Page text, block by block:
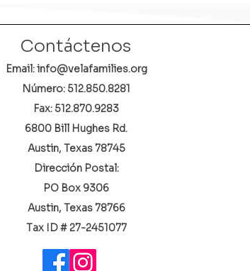
Contáctenos
Email: info@velafamilies.org
Número: 512.850.8281
Fax: 512.870.9283
6800 Bill Hughes Rd.
Austin, Texas 78745
Dirección Postal:
PO Box 9306
Austin, Texas 78766
​Tax ID # 27-2451077